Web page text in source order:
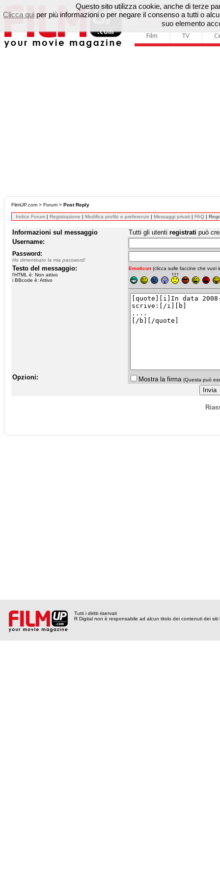
Film TV
FilmUP.com > Forum > Post Reply
Indice Forum | Registrazione | Modifica profilo e preferenze | Messaggi privati | FAQ |
Informazioni sul messaggio Tutti gli utenti registrati può
Username:
Password:
Ho dimenticato la mia password!
Testo del messaggio:
l'HTML è: Non attivo
i BBcode è: Attivo
Emoticon (clicca sulle faccine che vuoi
Opzioni: Mostra la firma (Questa può
Tutti i diritti riservati
R Digital non è responsabile ad alcun titolo dei contenuti dei siti
Questo sito utilizza cookie, anche di terze
Clicca qui per più informazioni o per negare il consenso a tutti o
suo elemento